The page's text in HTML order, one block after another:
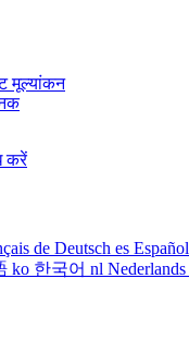
मूल्यांकन
करें
de Deutsch es Español
ko 한국어 nl Nederlands